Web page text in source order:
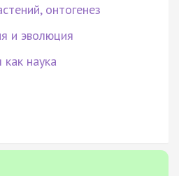
онтогенез
и эволюция
наука